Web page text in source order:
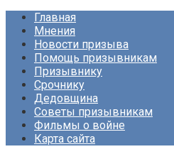
Главная
Мнения
Новости призыва
Помощь призывникам
Призывнику
Срочнику
Дедовщина
Советы призывникам
Фильмы о войне
Карта сайта